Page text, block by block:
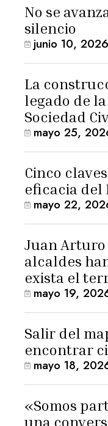
No se
silencio
junio 10, 2026
La
legado de
Sociedad
mayo 25,
Cinco
eficacia del
mayo 22,
Juan Arturo
alcaldes
exista el
mayo 19,
Salir del
encontrar
mayo 18,
«Somos
una